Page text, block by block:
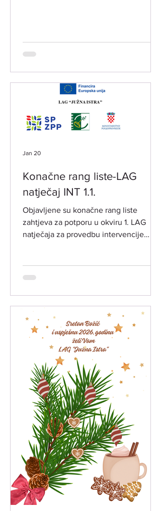
Konačne rang liste-LAG
natječaj INT 1.1.
Objavljene su konačne rang liste
zahtjeva za potporu u okviru 1. LAG
natječaja za provedbu intervencije
"Južna Istra" 2023.-2027. objavljenog
18. veljače 2025. godine (ref. oznaka
natječaja: 001-11-25-01).
Jan 20